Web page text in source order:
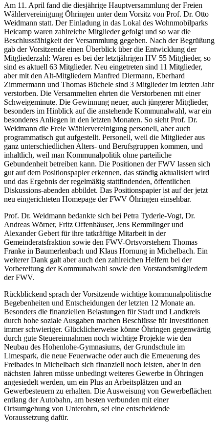
Am 11. April fand die diesjährige Hauptversammlung der Freien
Wählervereinigung Öhringen unter dem Vorsitz von Prof. Dr. Otto
Weidmann statt. Der Einladung in das Lokal des Wohnmobilparks
Heicamp waren zahlreiche Mitglieder gefolgt und so war die
Beschlussfähigkeit der Versammlung gegeben. Nach der Begrüßung
gab der Vorsitzende einen Überblick über die Entwicklung der
Mitgliederzahl: Waren es bei der letztjährigen HV 55 Mitglieder, so
sind es aktuell 63 Mitglieder. Neu eingetreten sind 11 Mitglieder,
aber mit den Alt-Mitgliedern Manfred Diermann, Eberhard
Zimmermann und Thomas Büchele sind 3 Mitglieder im letzten Jahr
verstorben. Die Versammelten ehrten die Verstorbenen mit einer
Schweigeminute. Die Gewinnung neuer, auch jüngerer Mitglieder,
besonders im Hinblick auf die anstehende Kommunalwahl, war ein
besonderes Anliegen in den letzten Monaten. So sieht Prof. Dr.
Weidmann die Freie Wählervereinigung personell, aber auch
programmatisch gut aufgestellt. Personell, weil die Mitglieder aus
ganz unterschiedlichen Alters- und Berufsgruppen kommen, und
inhaltlich, weil man Kommunalpolitik ohne parteiliche
Gebundenheit betreiben kann. Die Positionen der FWV lassen sich
gut auf dem Positionspapier erkennen, das ständig aktualisiert wird
und das Ergebnis der regelmäßig stattfindenden, öffentlichen
Diskussions-abenden abbildet. Das Positionspapier ist auf der jetzt
neu eingerichteten Homepage der FWV Öhringen einsehbar.
Prof. Dr. Weidmann bedankte sich bei Petra Tyderle-Vogt, Dr.
Andreas Wörner, Fritz Offenhäuser, Jens Remmlinger und
Alexander Gebert für ihre tatkräftige Mitarbeit in der
Gemeinderatsfraktion sowie den FWV-Ortsvorstehern Thomas
Franke in Baumerlenbach und Klaus Hornung in Michelbach. Ein
weiterer Dank galt aber auch den zahlreichen Helfern bei der
Vorbereitung der Kommunalwahl sowie den Vorstandsmitgliedern
der FWV.
Rückblickend sprach der Vorsitzende wichtige kommunalpolitische
Begebenheiten und Entscheidungen der letzten 12 Monate an.
Besonders die finanziellen Belastungen für Stadt und Landkreis
durch hohe soziale Ausgaben machen Beschlüsse für Investitionen
immer schwieriger. Glücklicherweise könne Öhringen gegenwärtig
durch gute Steuereinnahmen noch wichtige Projekte wie den
Neubau des Hohenlohe-Gymnasiums, der Grundschule im
Limespark, die neue Feuerwache oder auch die Erneuerung des
Freibades in Michelbach sich finanziell noch leisten, aber in den
nächsten Jahren müsse unbedingt weiteres Gewerbe in Öhringen
angesiedelt werden, um ein Plus an Arbeitsplätzen und an
Gewerbesteuern zu erhalten. Die Ausweisung von Gewerbeflächen
entlang der Autobahn, am besten verbunden mit einer
Ortsumgehung von Unterohrn, sei eine entscheidende
Voraussetzung dafür.